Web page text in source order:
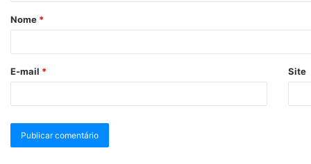
Nome *
E-mail * Site